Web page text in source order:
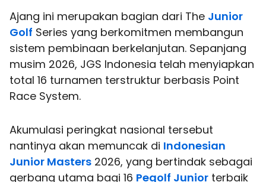
Ajang ini merupakan bagian dari The Junior
Golf Series yang berkomitmen membangun
sistem pembinaan berkelanjutan. Sepanjang
musim 2026, JGS Indonesia telah menyiapkan
total 16 turnamen terstruktur berbasis Point
Race System.
Akumulasi peringkat nasional tersebut
nantinya akan memuncak di Indonesian
Junior Masters 2026, yang bertindak sebagai
gerbang utama bagi 16 Pegolf Junior terbaik